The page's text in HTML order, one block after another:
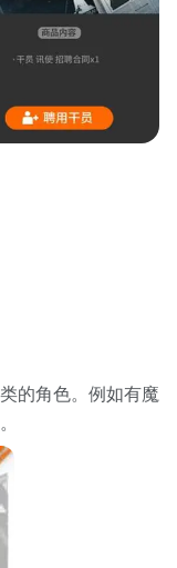
的角色。例如有魔